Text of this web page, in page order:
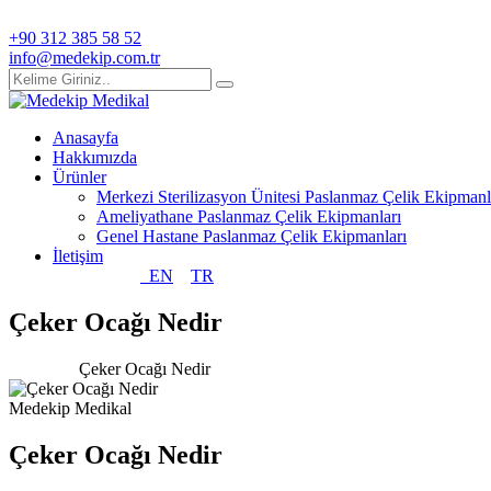
+90 312 385 58 52
info@medekip.com.tr
Anasayfa
Hakkımızda
Ürünler
Merkezi Sterilizasyon Ünitesi Paslanmaz Çelik
Ameliyathane Paslanmaz Çelik Ekipmanları
Genel Hastane Paslanmaz Çelik Ekipmanları
İletişim
EN
TR
Çeker Ocağı Nedir
Çeker Ocağı Nedir
Medekip Medikal
Çeker Ocağı Nedir